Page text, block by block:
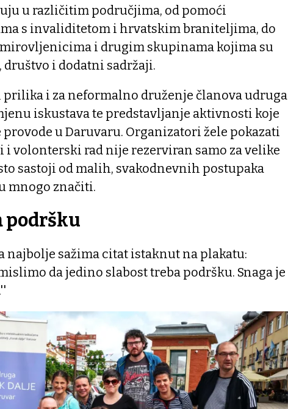
u različitim područjima, od pomoći
s invaliditetom i hrvatskim braniteljima, do
i drugim skupinama kojima su
i dodatni sadržaji.
i za neformalno druženje članova udruga
iskustava te predstavljanje aktivnosti koje
u Daruvaru. Organizatori žele pokazati
volonterski rad nije rezerviran samo za velike
sastoji od malih, svakodnevnih postupaka
mnogo značiti.
podršku
najbolje sažima citat istaknut na plakatu:
da jedino slabost treba podršku. Snaga je